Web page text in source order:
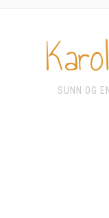
SUNN OG